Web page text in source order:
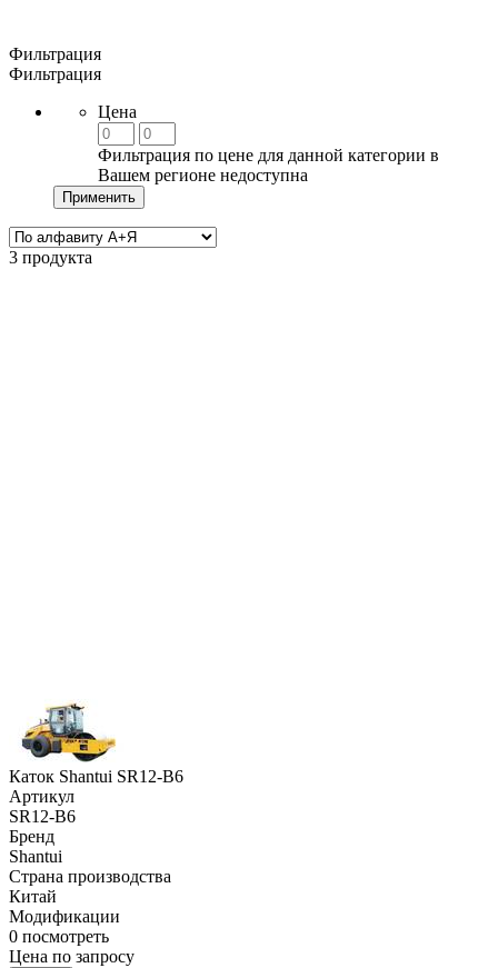
Фильтрация
Фильтрация
Цена
Фильтрация по цене для данной категории в
Вашем регионе недоступна
Применить
3 продукта
Каток Shantui SR12-B6
Артикул
SR12-B6
Бренд
Shantui
Страна производства
Китай
Модификации
0 посмотреть
Цена по запросу